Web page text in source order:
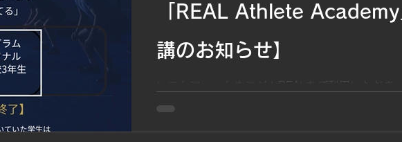
のか ● 身体のどこに負担がかかっているのか ●
には何を評価し、どのようにアプローチすべきか
た内容を、医学的根拠に基づいて学びました。 ス
化することが知られており、フォームのわずか
身体への影響を大きく左右します。 だからこそ
「REAL Athlete Academy
講のお知らせ】
いつもフィットネスジムREALをご利用いただき
施しておりました学生向けジム無料開放を本日